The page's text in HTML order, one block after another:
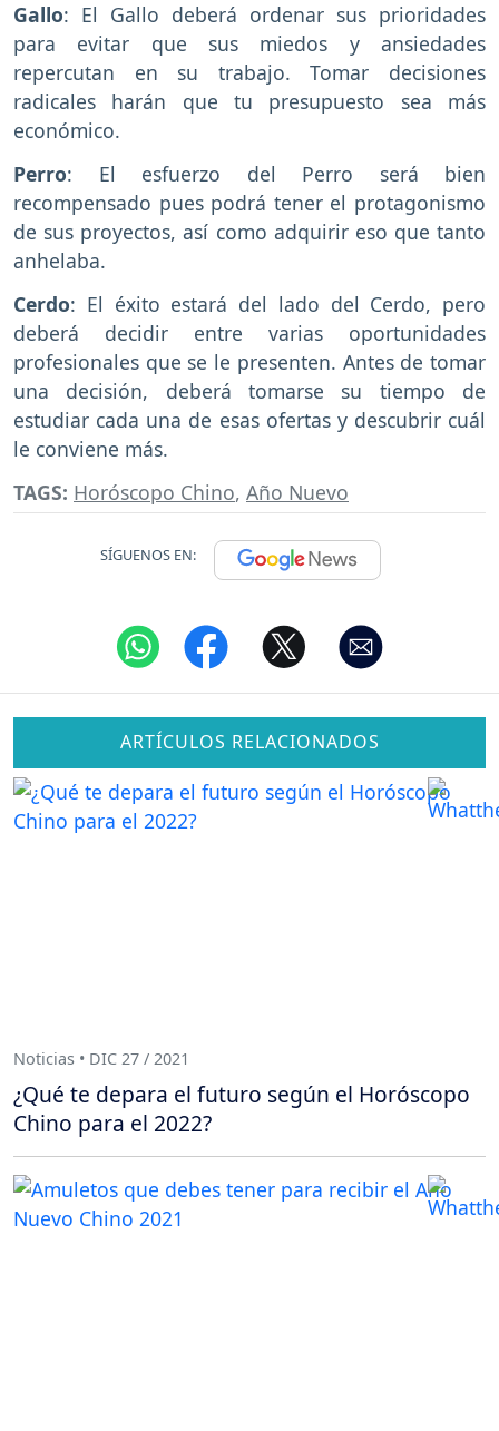
Gallo: El Gallo deberá ordenar sus prioridades
para evitar que sus miedos y ansiedades
repercutan en su trabajo. Tomar decisiones
radicales harán que tu presupuesto sea más
económico.
Perro: El esfuerzo del Perro será bien
recompensado pues podrá tener el protagonismo
de sus proyectos, así como adquirir eso que tanto
anhelaba.
Cerdo: El éxito estará del lado del Cerdo, pero
deberá decidir entre varias oportunidades
profesionales que se le presenten. Antes de tomar
una decisión, deberá tomarse su tiempo de
estudiar cada una de esas ofertas y descubrir cuál
le conviene más.
TAGS: Horóscopo Chino, Año Nuevo
SÍGUENOS EN:
ARTÍCULOS RELACIONADOS
Noticias • DIC 27 / 2021
¿Qué te depara el futuro según el Horóscopo
Chino para el 2022?